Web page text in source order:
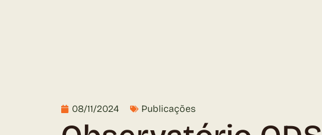
08/11/2024 Publicações